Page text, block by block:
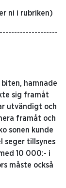
ni i rubriken)
biten, hamnade
sig framåt
utvändigt och
framåt och
sonen kunde
seger tillsynes
10 000:- i
måste också